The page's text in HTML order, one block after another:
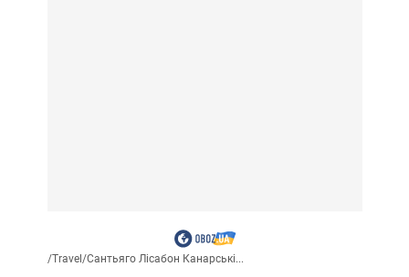
/Travel /Сантьяго Лісабон Канарські...